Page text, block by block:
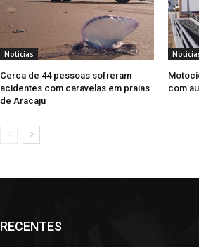
Noticias
Cerca de 44 pessoas sofreram
acidentes com caravelas em praias
de Aracaju
com
RECENTES